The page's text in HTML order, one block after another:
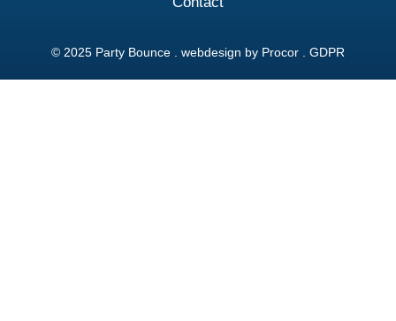
© 2025 Party Bounce . webdesign by Procor GDPR